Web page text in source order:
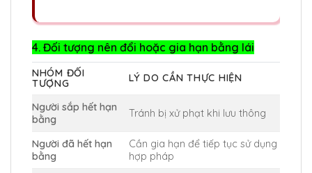
4. Đối tượng nên đổi hoặc gia hạn bằng lái
NHÓM ĐỐI
TƯỢNG
LÝ DO CẦN THỰC HIỆN
Người sắp hết hạn
bằng
Tránh bị xử phạt khi lưu thông
Người đã hết hạn
bằng
Cần gia hạn để tiếp tục sử dụng
hợp pháp